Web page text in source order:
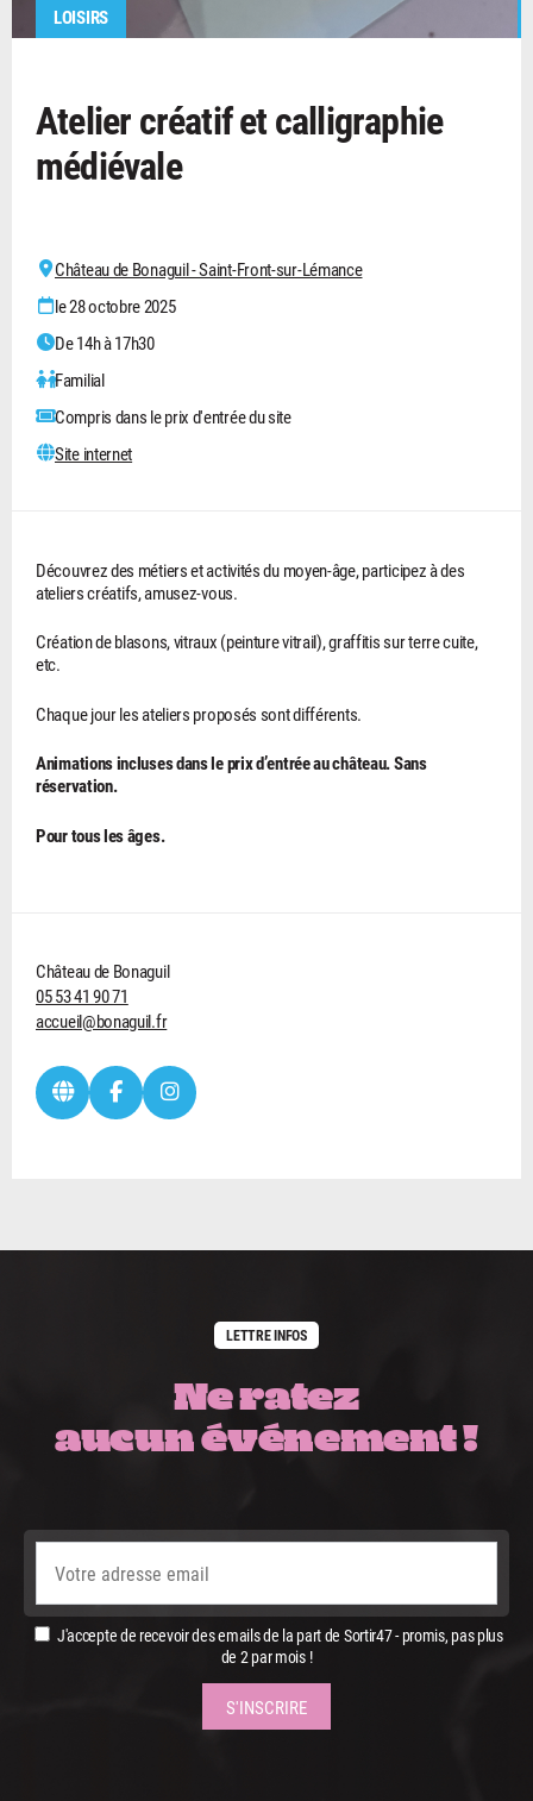
LOISIRS
Atelier créatif et calligraphie
médiévale
Château de Bonaguil - Saint-Front-sur-Lémance
le 28 octobre 2025
De 14h à 17h30
Familial
Compris dans le prix d'entrée du site
Site internet
Découvrez des métiers et activités du moyen-âge, participez à des
ateliers créatifs, amusez-vous.
Création de blasons, vitraux (peinture vitrail), graffitis sur terre cuite,
etc.
Chaque jour les ateliers proposés sont différents.
Animations incluses dans le prix d’entrée au château. Sans
réservation.
Pour tous les âges.
Château de Bonaguil
05 53 41 90 71
accueil@bonaguil.fr
LETTRE INFOS
Ne ratez
aucun événement !
J'accepte de recevoir des emails de la part de Sortir47 - promis, pas plus
de 2 par mois !